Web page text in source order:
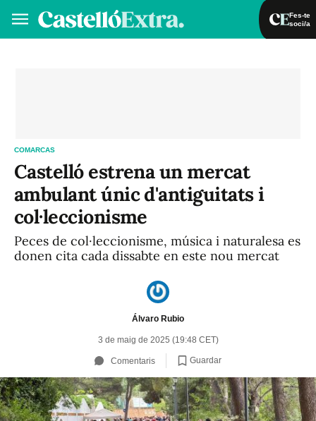
Fes-te
soci/a
COMARCAS
Castelló estrena un mercat
ambulant únic d'antiguitats i
col·leccionisme
Peces de col·leccionisme, música i naturalesa es
donen cita cada dissabte en este nou mercat
Álvaro Rubio
3 de maig de 2025 (19:48 CET)
Comentaris Guardar